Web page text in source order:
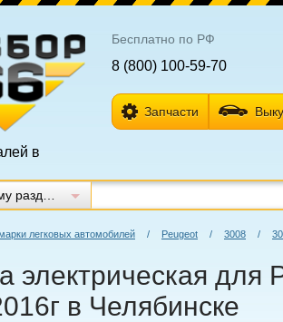
в
Бесплатно по РФ
8 (800) 100-59-70
Запчасти
легковых автомобилей / Peugeot / 3008 /
электрическая для
в Челябинске